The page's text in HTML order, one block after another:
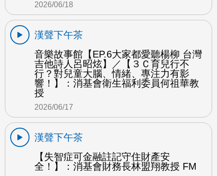
2026/06/18
漢聲下午茶
音樂故事館【EP.6大家都愛聽楊柳 台灣
吉他詩人呂昭炫】／【３Ｃ育兒行不
行？對兒童大腦、情緒、專注力有影
響！】：消基會衛生福利委員何祖華教
授
2026/06/17
漢聲下午茶
【失智症可金融註記守住財產安
全！】：消基會財務長林盟翔教授 FM